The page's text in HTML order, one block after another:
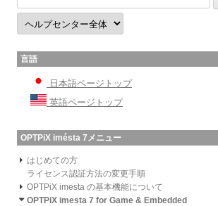
言語
日本語ページトップ
英語ページトップ
OPTPiX imésta 7メニュー
はじめての方
ライセンス認証方法の変更手順
OPTPiX imesta の基本機能について
OPTPiX imesta 7 for Game & Embedded